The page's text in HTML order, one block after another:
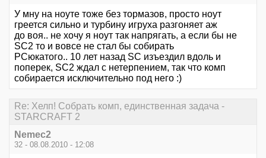
У мну на ноуте тоже без тормазов, просто ноут
греется сильно и турбину игруха разгоняет аж
до воя.. не хочу я ноут так напрягать, а если бы не
SC2 то и вовсе не стал бы собирать
PCюкатого.. 10 лет назад SC изъездил вдоль и
поперек, SC2 ждал с нетерпением, так что комп
собирается исключительно под него :)
Re: Хелп! Собрать комп, единственная задача -
STARCRAFT 2
Nemec2
32 - 08.08.2010 - 12:08